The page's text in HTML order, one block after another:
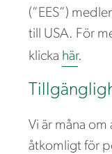
(”EES”)
till USA. För
klicka här.
Vi är måna
åtkomligt för